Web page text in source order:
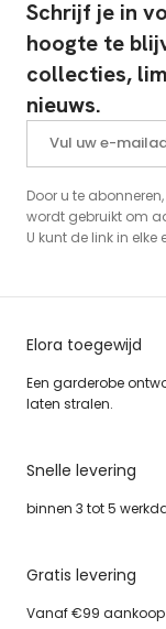
Schrijf je in
hoogte te
collecties,
nieuws.
Door u te
wordt gebruikt om
U kunt de link in
Elora toegewijd
Een garderobe
laten stralen.
Snelle levering
binnen 3 tot 5
Gratis levering
Vanaf €99 aankoop